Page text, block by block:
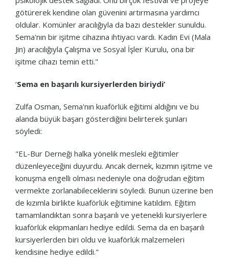
götürerek kendine olan güvenini artırmasına yardımcı
oldular. Komünler aracılığıyla da bazı destekler sunuldu.
Sema'nın bir işitme cihazına ihtiyacı vardı. Kadın Evi (Mala
Jin) aracılığıyla Çalışma ve Sosyal İşler Kurulu, ona bir
işitme cihazı temin etti."
‘Sema en başarılı kursiyerlerden biriydi’
Zulfa Osman, Sema'nın kuaförlük eğitimi aldığını ve bu
alanda büyük başarı gösterdiğini belirterek şunları
söyledi:
"EL-Bur Derneği halka yönelik mesleki eğitimler
düzenleyeceğini duyurdu. Ancak dernek, kızımın işitme ve
konuşma engelli olması nedeniyle ona doğrudan eğitim
vermekte zorlanabileceklerini söyledi. Bunun üzerine ben
de kızımla birlikte kuaförlük eğitimine katıldım. Eğitim
tamamlandıktan sonra başarılı ve yetenekli kursiyerlere
kuaförlük ekipmanları hediye edildi. Sema da en başarılı
kursiyerlerden biri oldu ve kuaförlük malzemeleri
kendisine hediye edildi."